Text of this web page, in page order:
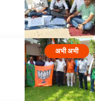
अभी अभी